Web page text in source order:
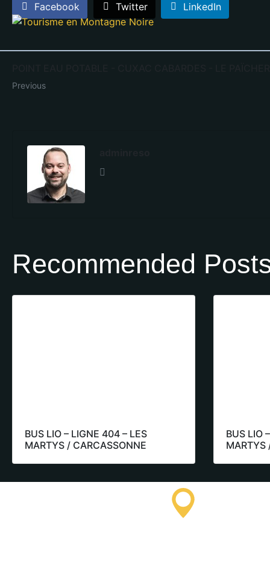
Facebook Twitter LinkedIn
Previous
Recommended
BUS LIO – LIGNE 404 – LES
MARTYS / CARCASSONNE
BUS LIO
MARTYS